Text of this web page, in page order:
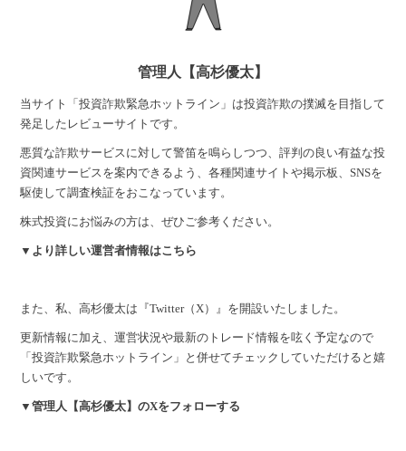
管理人【高杉優太】
当サイト「投資詐欺緊急ホットライン」は投資詐欺の撲滅を目指して
発足したレビューサイトです。
悪質な詐欺サービスに対して警笛を鳴らしつつ、評判の良い有益な投
資関連サービスを案内できるよう、各種関連サイトや掲示板、SNSを
駆使して調査検証をおこなっています。
株式投資にお悩みの方は、ぜひご参考ください。
▼より詳しい運営者情報はこちら
また、私、高杉優太は『Twitter（X）』を開設いたしました。
更新情報に加え、運営状況や最新のトレード情報を呟く予定なので
「投資詐欺緊急ホットライン」と併せてチェックしていただけると嬉
しいです。
▼管理人【高杉優太】のXをフォローする